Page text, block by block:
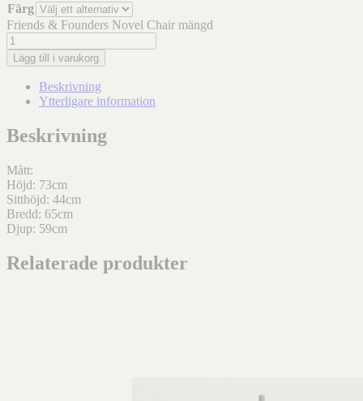
Färg
Friends & Founders Novel Chair mängd
Lägg till i varukorg
Beskrivning
Ytterligare information
Beskrivning
Mått:
Höjd: 73cm
Sitthöjd: 44cm
Bredd: 65cm
Djup: 59cm
Relaterade produkter